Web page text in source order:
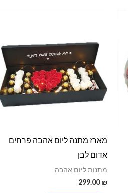
מארז מתנה ליום אהבה פרחים
אדום לבן
מתנות ליום אהבה
299.00₪